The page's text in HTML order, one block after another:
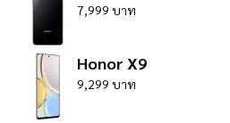
7,999 บาท
Honor X9
9,299 บาท